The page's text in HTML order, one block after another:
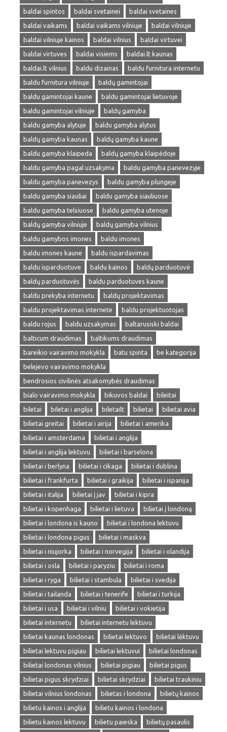
baldai spintos
baldai svetainei
baldai svetaines
baldai vaikams
baldai vaikams vilniuje
baldai vilniuje
baldai vilniuje kainos
baldai vilnius
baldai virtuvei
baldai virtuves
baldai visiems
baldai.lt kaunas
baldai.lt vilnius
baldu dizainas
baldu furnitura internetu
baldu furnitura vilniuje
baldų gamintojai
baldu gamintojai kaune
baldu gamintojai lietuvoje
baldu gamintojai vilniuje
baldų gamyba
baldu gamyba alytuje
baldu gamyba alytus
baldų gamyba kaunas
baldų gamyba kaune
baldu gamyba klaipeda
baldų gamyba klaipėdoje
baldu gamyba pagal uzsakyma
baldu gamyba panevezyje
baldu gamyba panevezys
baldu gamyba plungeje
baldu gamyba siauliai
baldu gamyba siauliuose
baldu gamyba telsiuose
baldu gamyba utenoje
baldų gamyba vilniuje
baldų gamyba vilnius
baldu gamybos imones
baldu imones
baldu imones kaune
baldu ispardavimas
baldu isparduotuve
baldu kainos
baldų parduotuvė
baldų parduotuvės
baldu parduotuves kaune
baldu prekyba internetu
baldų projektavimas
baldu projektavimas internete
baldu projektuotojas
baldu rojus
baldu uzsakymas
baltarusiski baldai
balticum draudimas
baltikums draudimas
bareikio vairavimo mokykla
batu spinta
be kategorija
belejevo vairavimo mokykla
bendrosios civilinės atsakomybės draudimas
bialo vairavimo mokykla
bikuvos baldai
bileitai
biletai
biletai i anglija biletailt bilietai
bilietai avia
bilietai greitai
bilietai i airija
bilietai i amerika
bilietai i amsterdama
bilietai i anglija
bilietai i anglija lektuvu
bilietai i barselona
bilietai i berlyna
bilietai i cikaga
bilietai i dublina
bilietai i frankfurta
bilietai i graikija
bilietai i ispanija
bilietai i italija
bilietai į jav
bilietai i kipra
bilietai i kopenhaga
bilietai i lietuva
bilietai į londoną
bilietai i londona is kauno
bilietai i londona lektuvu
bilietai i londona pigus
bilietai i maskva
bilietai i niujorka
bilietai i norvegija
bilietai i olandija
bilietai i osla
bilietai i paryziu
bilietai i roma
bilietai i ryga
bilietai i stambula
bilietai i svedija
bilietai i tailanda
bilietai i tenerife
bilietai i turkija
bilietai i usa
bilietai i vilniu
bilietai i vokietija
bilietai internetu
bilietai internetu lektuvu
bilietai kaunas londonas
bilietai lektuvo
bilietai lėktuvu
bilietai lektuvu pigiau
bilietai lektuvui
bilietai londonas
bilietai londonas vilnius
bilietai pigiau
bilietai pigus
bilietai pigus skrydziai
bilietai skrydziai
bilietai traukiniu
bilietai vilnius londonas
bilietas i londona
bilietų kainos
bilietu kainos i anglija
bilietu kainos i londona
bilietu kainos lektuvu
bilietu paieska
bilietų pasaulis